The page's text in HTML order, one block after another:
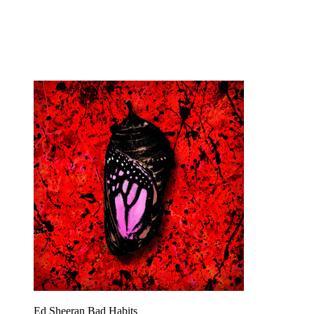
Ed Sheeran Bad Habits